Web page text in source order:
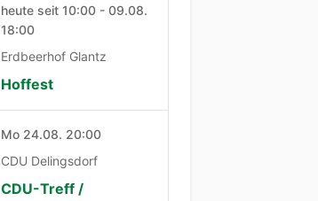
heute seit 10:00 - 09.08.
18:00
Erdbeerhof Glantz
Hoffest
Mo 24.08. 20:00
CDU Delingsdorf
CDU-Treff /